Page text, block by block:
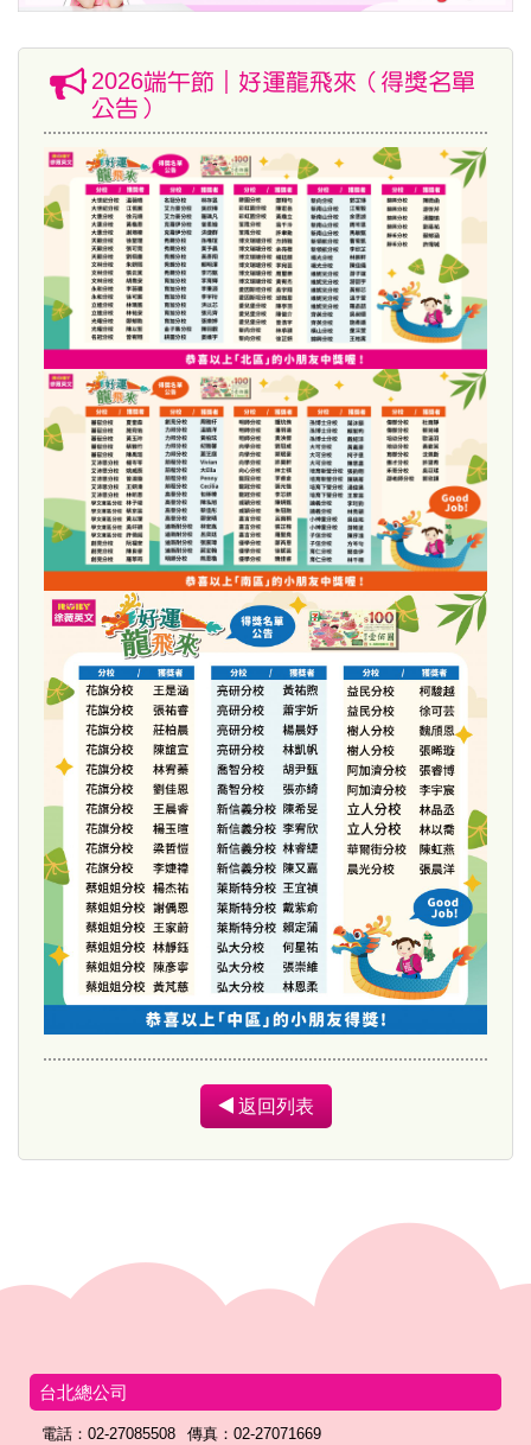
2026端午節｜好運龍飛來（得獎名單
公告）
返回列表
台北總公司
電話：02-27085508 傳真：02-27071669